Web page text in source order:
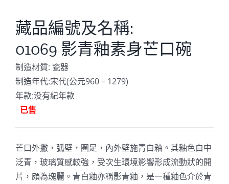
藏品編號及名稱:
01069 影青釉素身芒口碗
制造材質: 瓷器
制造年代:宋代(公元960 – 1279)
年款:没有紀年款
已售
芒口外撇，弧壁，圈足，內外壁施青白釉。其釉色白中
泛青，玻璃質感較強，受次生環境影響形成流動狀的開
片，頗為瑰麗。青白釉亦稱影青釉，是一種釉色介於青